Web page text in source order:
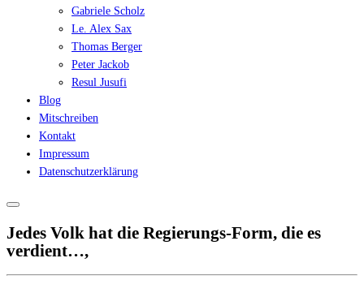
Gabriele Scholz
Le. Alex Sax
Thomas Berger
Peter Jackob
Resul Jusufi
Blog
Mitschreiben
Kontakt
Impressum
Datenschutzerklärung
Jedes Volk hat die Regierungs-Form, die es
verdient…,